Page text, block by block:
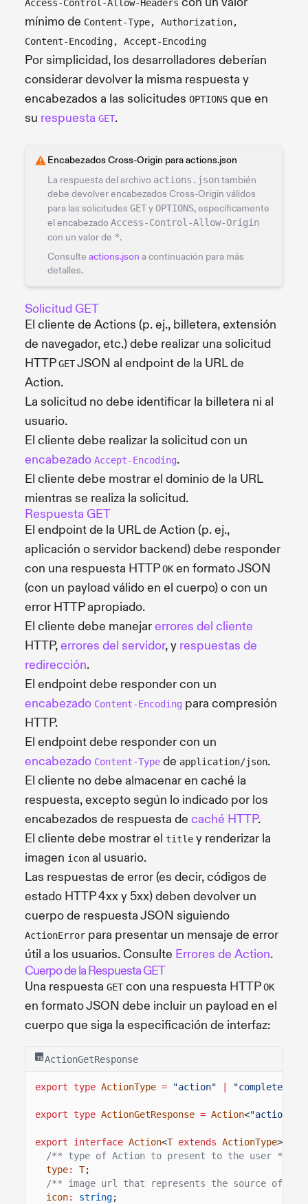
Access-Control-Allow-Headers
mínimo de Content-Type, Authorization,
Content-Encoding, Accept-Encoding
Por simplicidad, los desarrolladores deberían
considerar devolver la misma respuesta y
encabezados a las solicitudes OPTIONS que en
su respuesta GET.
Encabezados Cross-Origin para actions.json
La respuesta del archivo actions.json también
debe devolver encabezados Cross-Origin válidos
para las solicitudes GETy OPTIONS, específicamente
el encabezado Access-Control-Allow-Origin
con un valor de *.
Consulte actions.json a continuación para más
detalles.
Solicitud GET
El cliente de Actions (p. ej., billetera, extensión
de navegador, etc.) debe realizar una solicitud
HTTPGETJSON al endpoint de la URL de
Action.
La solicitud no debe identificar la billetera ni al
usuario.
El cliente debe realizar la solicitud con un
encabezado Accept-Encoding.
El cliente debe mostrar el dominio de la URL
mientras se realiza la solicitud.
Respuesta GET
El endpoint de la URL de Action (p. ej.,
aplicación o servidor backend) debe responder
con una respuesta HTTPOK en formato JSON
(con un payload válido en el cuerpo) o con un
error HTTP apropiado.
El cliente debe manejarerrores del cliente
HTTP,errores del servidor, y respuestas de
redirección.
El endpoint debe responder con un
encabezado Content-Encoding para compresión
HTTP.
El endpoint debe responder con un
encabezado Content-Type de application/json.
El cliente no debe almacenar en caché la
respuesta, excepto según lo indicado por los
encabezados de respuesta de caché HTTP.
El cliente debe mostrar el title y renderizar la
imagen icon al usuario.
Las respuestas de error (es decir, códigos de
estado HTTP 4xx y 5xx) deben devolver un
cuerpo de respuesta JSON siguiendo
ActionError para presentar un mensaje de error
útil a los usuarios. Consulte Errores de Action.
Cuerpo de la Respuesta GET
Una respuesta GETcon una respuesta HTTPOK
en formato JSON debe incluir un payload en el
cuerpo que siga la especificación de interfaz:
ActionGetResponse
export type ActionType = "action" "completed"
export type ActionGetResponse = Action<"action"
export interface Action<T extends ActionType> {
/** type of Action to present to the user */
type: T;
/** image url that represents the source of
icon: string;